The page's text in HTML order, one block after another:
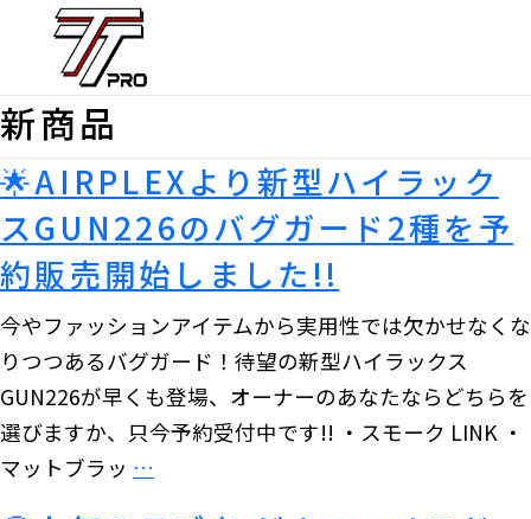
新商品
🌟AIRPLEXより新型ハイラック
スGUN226のバグガード2種を予
約販売開始しました!!
今やファッションアイテムから実用性では欠かせなくな
りつつあるバグガード！待望の新型ハイラックス
GUN226が早くも登場、オーナーのあなたならどちらを
選びますか、只今予約受付中です!! ・スモーク LINK ・
マットブラッ …